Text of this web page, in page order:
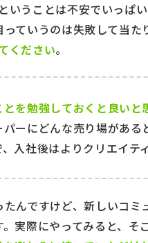
いうことは不安でいっぱ
っていうのは失敗して当
ください。
を勉強しておくと良いと
ーにどんな売り場があ
入社後はよりクリエイテ
んですけど、新しいコ
。実際にやってみると、